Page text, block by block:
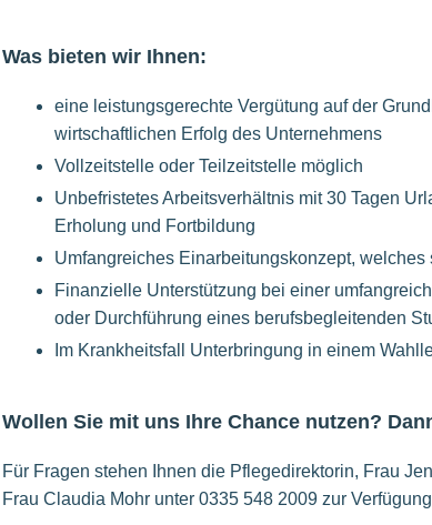
Was bieten wir Ihnen:
eine leistungsgerechte Vergütung auf der
wirtschaftlichen Erfolg des Unternehmens
Vollzeitstelle oder Teilzeitstelle möglich
Unbefristetes Arbeitsverhältnis mit 30 Tagen
Erholung und Fortbildung
Umfangreiches Einarbeitungskonzept,
Finanzielle Unterstützung bei einer
oder Durchführung eines berufsbegleitenden
Im Krankheitsfall Unterbringung in einem
Wollen Sie mit uns Ihre Chance nutzen?
Für Fragen stehen Ihnen die Pflegedirektorin, Frau
Frau Claudia Mohr unter 0335 548 2009 zur